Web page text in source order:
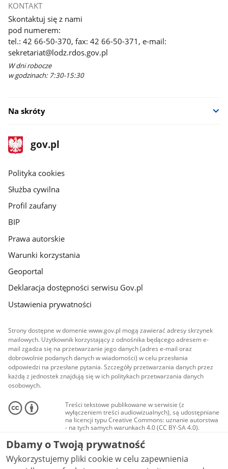
KONTAKT
Skontaktuj się z nami
pod numerem:
tel.: 42 66-50-370, fax: 42 66-50-371, e-mail:
sekretariat@lodz.rdos.gov.pl
W dni robocze
w godzinach: 7:30-15:30
Na skróty
stopka
gov.pl
Strona
gov.pl
gov.pl
Polityka cookies
Służba cywilna
Profil zaufany
BIP
Prawa autorskie
Warunki korzystania
Geoportal
Deklaracja dostępności serwisu Gov.pl
Ustawienia prywatności
Strony dostępne w domenie www.gov.pl mogą zawierać adresy skrzynek
mailowych. Użytkownik korzystający z odnośnika będącego adresem e-
mail zgadza się na przetwarzanie jego danych (adres e-mail oraz
dobrowolnie podanych danych w wiadomości) w celu przesłania
odpowiedzi na przesłane pytania. Szczegóły przetwarzania danych przez
każdą z jednostek znajdują się w ich politykach przetwarzania danych
osobowych.
Treści tekstowe publikowane w serwisie (z
wyłączeniem treści audiowizualnych), są udostępniane
na licencji typu Creative Commons: uznanie autorstwa
- na tych samych warunkach 4.0 (CC BY-SA 4.0).
Materiały audiowizualne, w tym zdjęcia, materiały
audio i wideo, są udostępniane na licencji typu
Creative Commons: uznanie autorstwa użycie
niekomercyjne - bez utworów zależnych 4.0 (CC BY-
NC-ND 4.0), o ile nie jest to stwierdzone inaczej.
Dbamy o Twoją prywatność
Wykorzystujemy pliki cookie w celu zapewnienia